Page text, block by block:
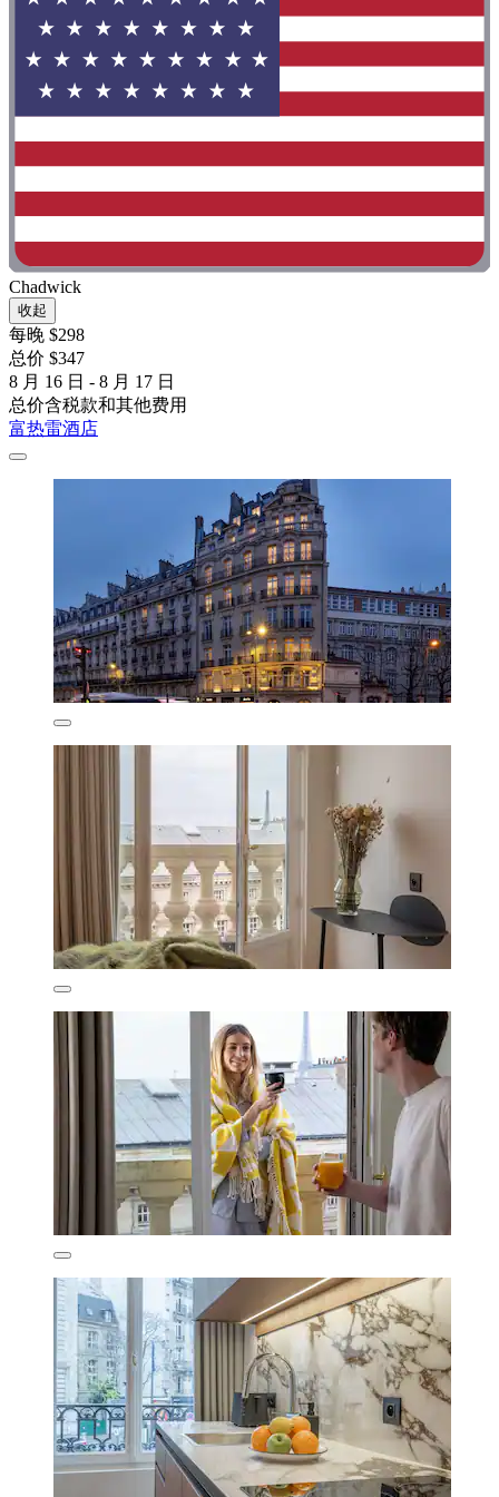
Chadwick
收起
每晚 $298
总价 $347
8 月 16 日 - 8 月 17 日
总价含税款和其他费用
富热雷酒店